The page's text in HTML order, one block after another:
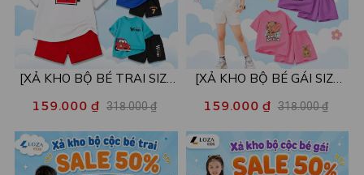
[XẢ KHO BỘ BÉ TRAI SIZE
mẫu - Quần áo bé trai từ 22-
26kg - Loza Kids XB004
159.000 ₫ 318.000 ₫
[XẢ KHO BỘ BÉ GÁI SIZE
mẫu - Quần áo bé gái từ 22-
26kg - Loza Kids XB005
159.000 ₫ 318.000 ₫